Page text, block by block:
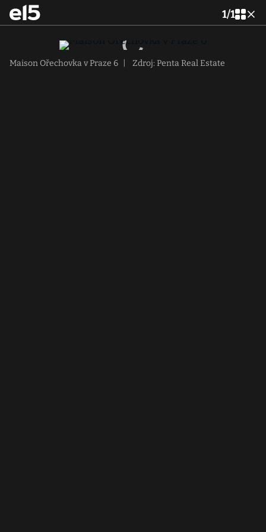
1/1
Maison Ořechovka v Praze 6 Zdroj: Penta Real Estate